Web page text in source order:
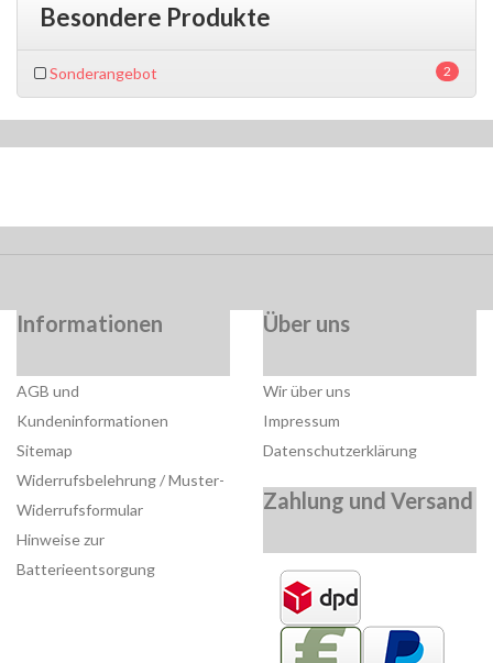
Besondere Produkte
2
Sonderangebot
Informationen
AGB und
Kundeninformationen
Sitemap
Widerrufsbelehrung / Muster-
Widerrufsformular
Hinweise zur
Batterieentsorgung
Über uns
Wir über uns
Impressum
Datenschutzerklärung
Zahlung und Versand